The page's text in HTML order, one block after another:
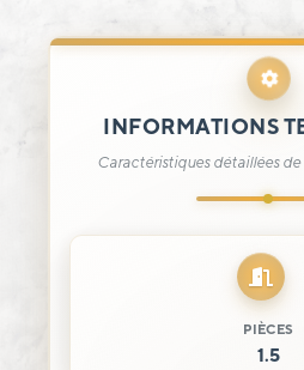
INFORMATIONS
Caractéristiques détaillées
PIÈCES
1.5